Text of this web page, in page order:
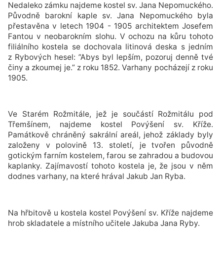
Nedaleko zámku najdeme kostel sv. Jana Nepomuckého.
Původně barokní kaple sv. Jana Nepomuckého byla
přestavěna v letech 1904 - 1905 architektem Josefem
Fantou v neobarokním slohu. V ochozu na kůru tohoto
filiálního kostela se dochovala litinová deska s jedním
z Rybových hesel: ”Abys byl lepším, pozoruj denně tvé
činy a zkoumej je.” z roku 1852. Varhany pocházejí z roku
1905.
Ve Starém Rožmitále, jež je součástí Rožmitálu pod
Třemšínem, najdeme kostel Povýšení sv. Kříže.
Památkově chráněný sakrální areál, jehož základy byly
založeny v polovině 13. století, je tvořen původně
gotickým farním kostelem, farou se zahradou a budovou
kaplanky. Zajímavostí tohoto kostela je, že jsou v něm
dodnes varhany, na které hrával Jakub Jan Ryba.
Na hřbitově u kostela kostel Povýšení sv. Kříže najdeme
hrob skladatele a místního učitele Jakuba Jana Ryby.